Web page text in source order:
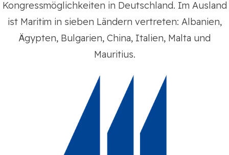
Kongressmöglichkeiten in Deutschland. Im Ausland
ist Maritim in sieben Ländern vertreten: Albanien,
Ägypten, Bulgarien, China, Italien, Malta und
Mauritius.